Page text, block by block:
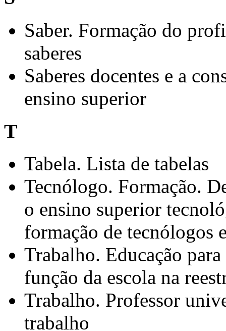
Saber. Formação do
saberes
Saberes docentes e a
ensino superior
T
Tabela. Lista de tabelas
Tecnólogo. Formação.
o ensino superior
formação de tecnólogos
Trabalho. Educação
função da escola na
Trabalho. Professor
trabalho